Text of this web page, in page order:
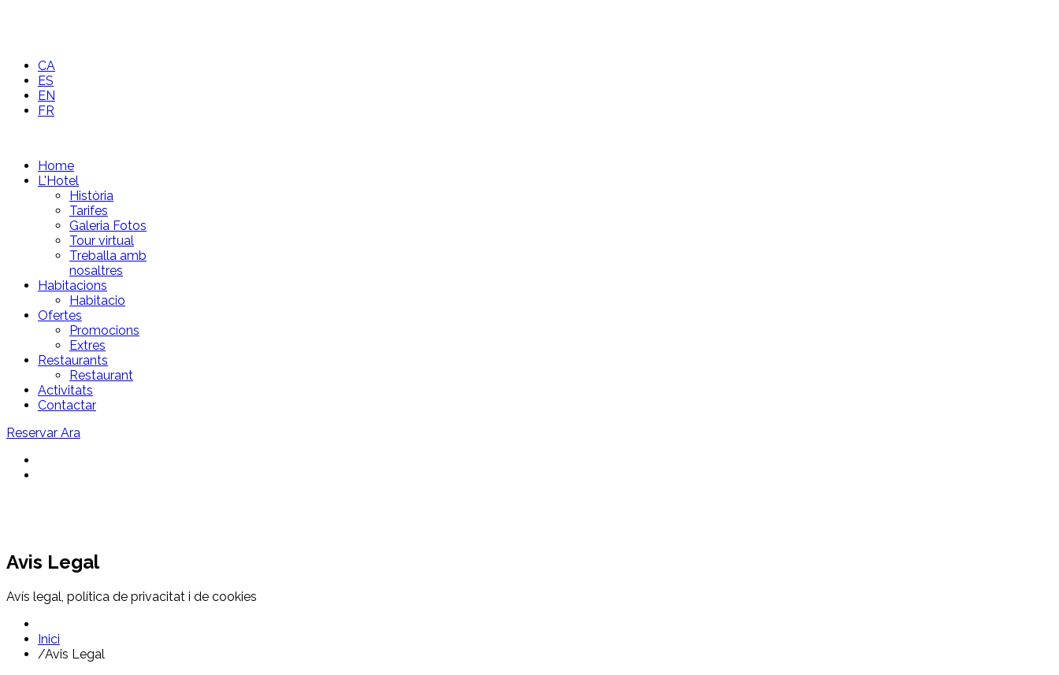
CA
ES
EN
FR
Home
L'Hotel
Història
Tarifes
Galeria Fotos
Tour virtual
Treballa amb
nosaltres
Habitacions
Habitacio
Ofertes
Promocions
Extres
Restaurants
Restaurant
Activitats
Contactar
Reservar Ara
Avis Legal
Avís legal, política de privacitat i de cookies
Inici
/Avis Legal